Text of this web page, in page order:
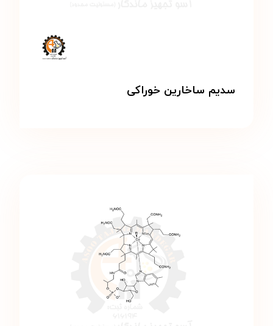
سدیم ساخارین خوراکی